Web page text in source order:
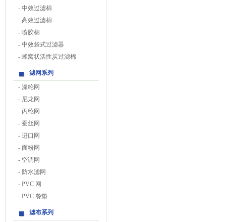
- 中效过滤棉
- 高效过滤棉
- 喷胶棉
- 中效袋式过滤器
- 蜂窝状活性炭过滤棉
滤网系列
- 涤纶网
- 尼龙网
- 丙纶网
- 蚕丝网
- 进口网
- 面粉网
- 空调网
- 防水滤网
- PVC 网
- PVC 餐垫
滤布系列